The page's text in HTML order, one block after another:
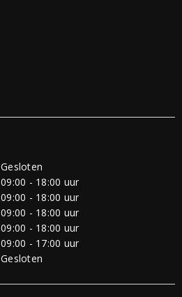
Gesloten
09:00 - 18:00 uur
09:00 - 18:00 uur
09:00 - 18:00 uur
09:00 - 18:00 uur
09:00 - 17:00 uur
Gesloten